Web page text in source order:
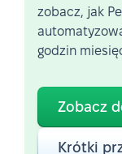
zobacz, jak
godzin
Zobacz
Krótki